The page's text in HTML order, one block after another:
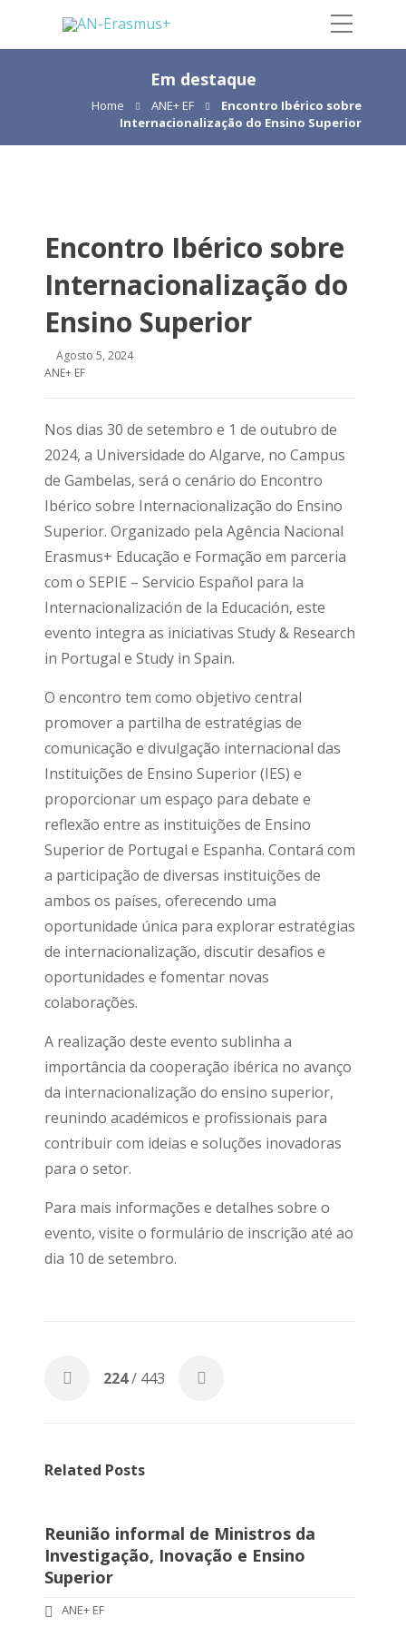
Em destaque
Home ANE+ EF
Encontro Ibérico sobre
Internacionalização do Ensino Superior
Encontro Ibérico sobre
Internacionalização do
Ensino Superior
Agosto 5, 2024
ANE+ EF
Nos dias 30 de setembro e 1 de outubro de
2024, a Universidade do Algarve, no Campus
de Gambelas, será o cenário do Encontro
Ibérico sobre Internacionalização do Ensino
Superior. Organizado pela Agência Nacional
Erasmus+ Educação e Formação em parceria
com o SEPIE – Servicio Español para la
Internacionalización de la Educación, este
evento integra as iniciativas Study & Research
in Portugal e Study in Spain.
O encontro tem como objetivo central
promover a partilha de estratégias de
comunicação e divulgação internacional das
Instituições de Ensino Superior (IES) e
proporcionar um espaço para debate e
reflexão entre as instituições de Ensino
Superior de Portugal e Espanha. Contará com
a participação de diversas instituições de
ambos os países, oferecendo uma
oportunidade única para explorar estratégias
de internacionalização, discutir desafios e
oportunidades e fomentar novas
colaborações.
A realização deste evento sublinha a
importância da cooperação ibérica no avanço
da internacionalização do ensino superior,
reunindo académicos e profissionais para
contribuir com ideias e soluções inovadoras
para o setor.
Para mais informações e detalhes sobre o
evento, visite o formulário de inscrição até ao
dia 10 de setembro.
224/ 443
Related Posts
Reunião informal de Ministros da
Investigação, Inovação e Ensino
Superior
ANE+ EF